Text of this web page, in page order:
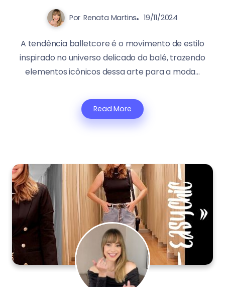
Por Renata Martins 19/11/2024
A tendência balletcore é o movimento de estilo
inspirado no universo delicado do balé, trazendo
elementos icônicos dessa arte para a moda...
Read More